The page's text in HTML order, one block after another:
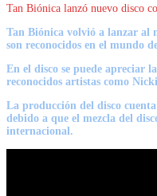
Tan Biónica lanzó nuevo disco
Tan Biónica volvió a lanzar al
son reconocidos en el mundo
En el disco se puede apreciar
reconocidos artistas como
La producción del disco
debido a que el mezcla del
internacional.